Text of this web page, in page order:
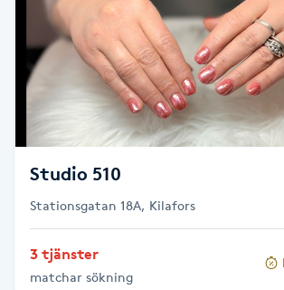
Brynfärgning
Brynplockning
Bröllopsuppsättning
Celluliter
Coachning
Studio 510
Stationsgatan 18A, Kilafors
3 tjänster
matchar sökning